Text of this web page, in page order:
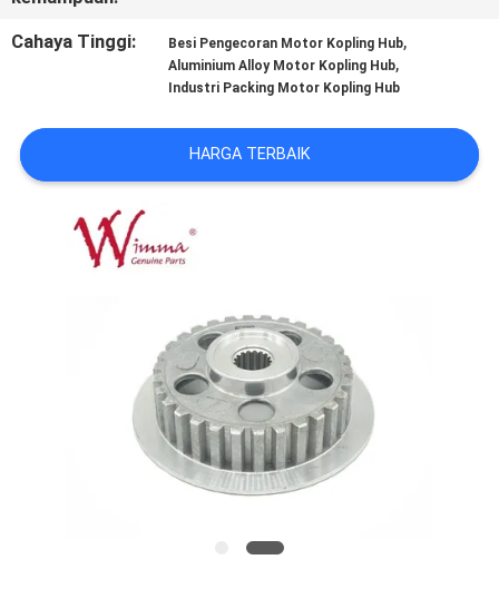
PETA
KEBIJAKAN
PRIBADI
Cahaya Tinggi: Besi Pengecoran Motor Kopling Hub,
Aluminium Alloy Motor Kopling Hub,
Industri Packing Motor Kopling Hub
HARGA TERBAIK